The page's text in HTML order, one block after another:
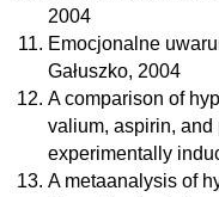
2004
Emocjonalne
Gałuszko, 2004
A comparison of
valium, aspirin,
experimentally
A metaanalysis of